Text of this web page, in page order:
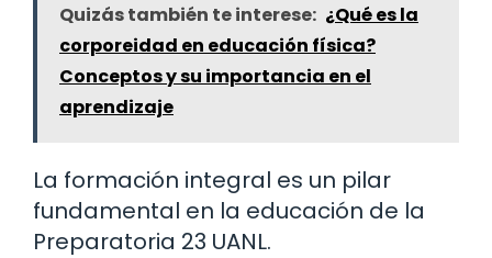
Quizás también te interese: ¿Qué es la
corporeidad en educación física?
Conceptos y su importancia en el
aprendizaje
La formación integral es un pilar
fundamental en la educación de la
Preparatoria 23 UANL.